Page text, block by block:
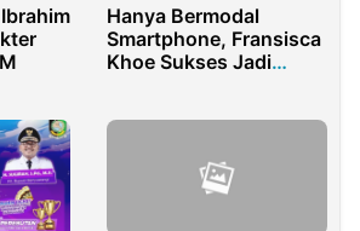
Hanya Bermodal
Smartphone, Fransisca
Khoe Sukses Jadi
Travelling